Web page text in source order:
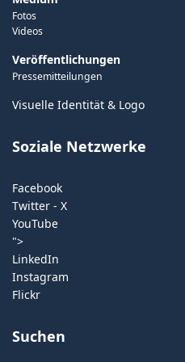
Fotos
Videos
Veröffentlichungen
Pressemitteilungen
Visuelle Identität & Logo
Soziale Netzwerke
Facebook
Twitter - X
YouTube
">
LinkedIn
Instagram
Flickr
Suchen